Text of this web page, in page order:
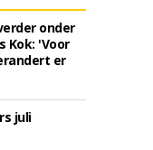
onder
Kok: 'Voor
er
juli